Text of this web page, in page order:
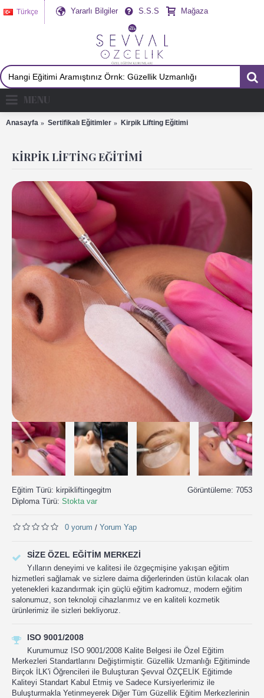
Türkçe Yararlı Bilgiler S.S.S Mağaza
MENU
Anasayfa Sertifikalı Eğitimler Kirpik Lifting Eğitimi
KIRPIK LIFTING EĞITIMI
Görüntüleme: 7053
Eğitim Türü: kirpikliftingegitm
Diploma Türü: Stokta var
0 yorum / Yorum Yap
SIZE ÖZEL EĞITIM MERKEZI
Yılların deneyimi ve kalitesi ile özgeçmişine yakışan eğitim
hizmetleri sağlamak ve sizlere daima diğerlerinden üstün kılacak olan
yetenekleri kazandırmak için güçlü eğitim kadromuz, modern eğitim
salonumuz, son teknoloji cihazlarımız ve en kaliteli kozmetik
ürünlerimiz ile sizleri bekliyoruz.
ISO 9001/2008
Kurumumuz ISO 9001/2008 Kalite Belgesi ile Özel Eğitim
Merkezleri Standartlarını Değiştirmiştir. Güzellik Uzmanlığı Eğitiminde
Birçok İLK'i Öğrencileri ile Buluşturan Şevval ÖZÇELİK Eğitimde
Kaliteyi Standart Kabul Etmiş ve Sadece Kursiyerlerimiz ile
Buluşturmakla Yetinmeyerek Diğer Tüm Güzellik Eğitim Merkezlerinin